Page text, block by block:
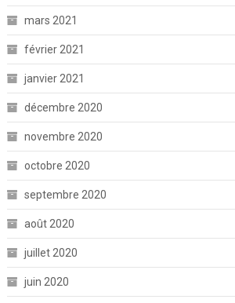
mars 2021
février 2021
janvier 2021
décembre 2020
novembre 2020
octobre 2020
septembre 2020
août 2020
juillet 2020
juin 2020